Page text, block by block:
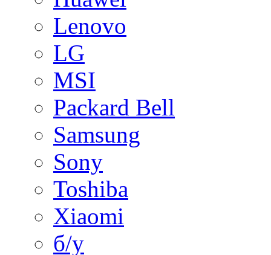
Lenovo
LG
MSI
Packard Bell
Samsung
Sony
Toshiba
Xiaomi
б/у